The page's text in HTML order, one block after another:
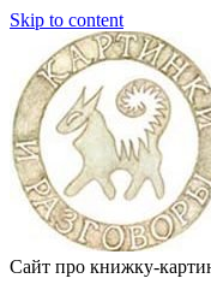
Skip to content
Сайт про книжку-